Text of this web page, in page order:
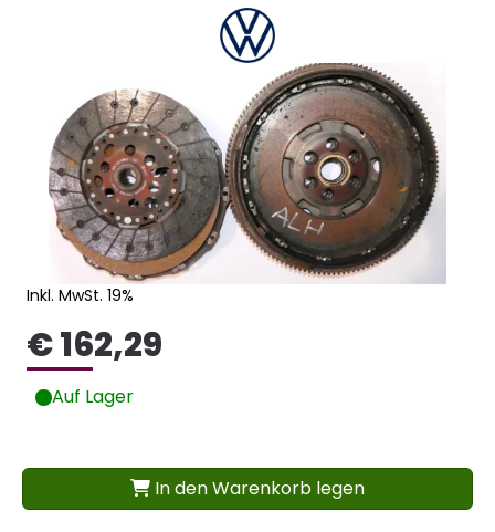
Inkl. MwSt. 19%
€ 162,29
Auf Lager
In den Warenkorb legen